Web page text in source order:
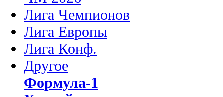
Лига Чемпионов
Лига Европы
Лига Конф.
Другое
Формула-1